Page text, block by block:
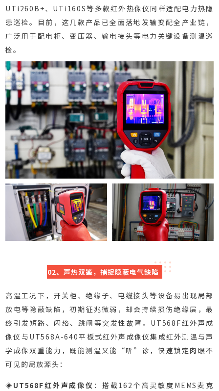
UTi260B+、UTi160S等多款红外热像仪同样适配电力热隐
患巡检。目前，这几款产品已全面落地发输变配全产业链，
广泛用于配电柜、变压器、输电接头等电力关键设备测温巡
检。
02、声热双鉴，捕捉隐蔽电气缺陷
高温工况下，开关柜、绝缘子、电缆接头等设备易出现局部
放电等隐蔽缺陷，初期征兆微弱，却会持续损伤绝缘层，最
终引发短路、闪络、跳闸等突发性故障。UT568F红外声成
像仪与UT568A-640平板式红外声成像仪集成红外测温与声
学成像双重能力，既能测温又能“听”诊，快速锁定肉眼不
可见的局放源头：
◈UT568F红外声成像仪 ：搭载162个高灵敏度MEMS麦克